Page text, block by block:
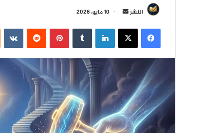
النشر
ل
ب
ي
د
ا
إ
ل
10 مايو، 2026
فيسبوك ‫X لينكدإن بينتيريست